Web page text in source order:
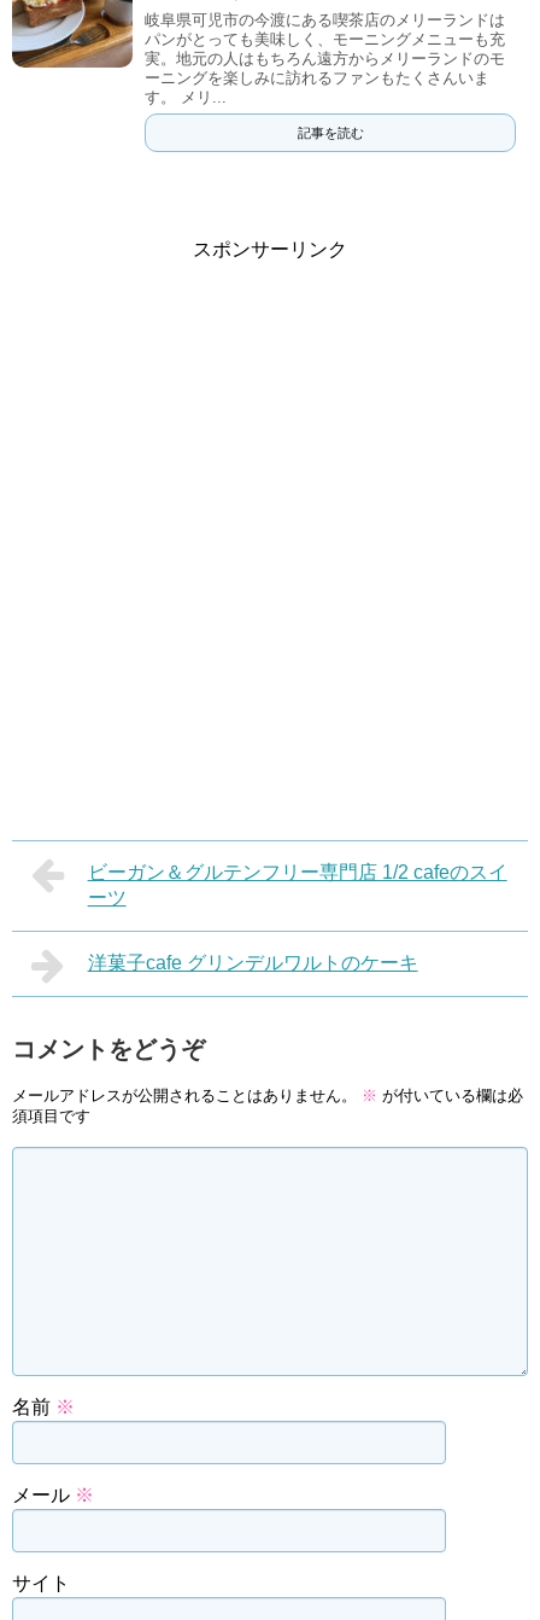
岐阜県可児市の今渡にある喫茶店のメリーランドは
パンがとっても美味しく、モーニングメニューも充
実。地元の人はもちろん遠方からメリーランドのモ
ーニングを楽しみに訪れるファンもたくさんいま
す。 メリ...
記事を読む
スポンサーリンク
ビーガン＆グルテンフリー専門店 1/2 cafeのスイ
ーツ
洋菓子cafe グリンデルワルトのケーキ
コメントをどうぞ
メールアドレスが公開されることはありません。 ※ が付いている欄は必
須項目です
名前 ※
メール ※
サイト